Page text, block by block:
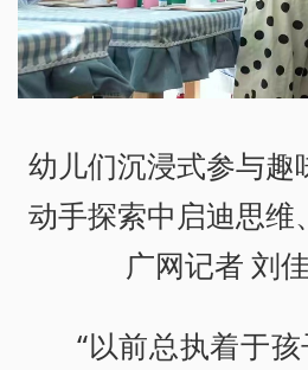
幼儿们沉浸式参与趣
动手探索中启迪思维
广网记者 刘佳
“以前总执着于